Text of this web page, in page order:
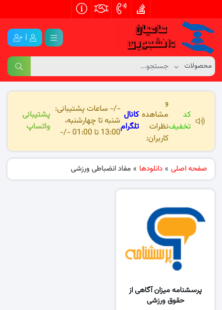
|
کد
تخفیف
و
مشاهده
نظرات
کاربران:
کانال
تلگرام
-/- ساعات پشتیبانی:
شنبه تا چهارشنبه،
13:00 تا 01:00 -/-
پشتیبانی
واتساپ
صفحه اصلی » دانلودها » مفاد انضباطی ورزشی
پرسشنامه میزان آگاهی از
حقوق ورزشی